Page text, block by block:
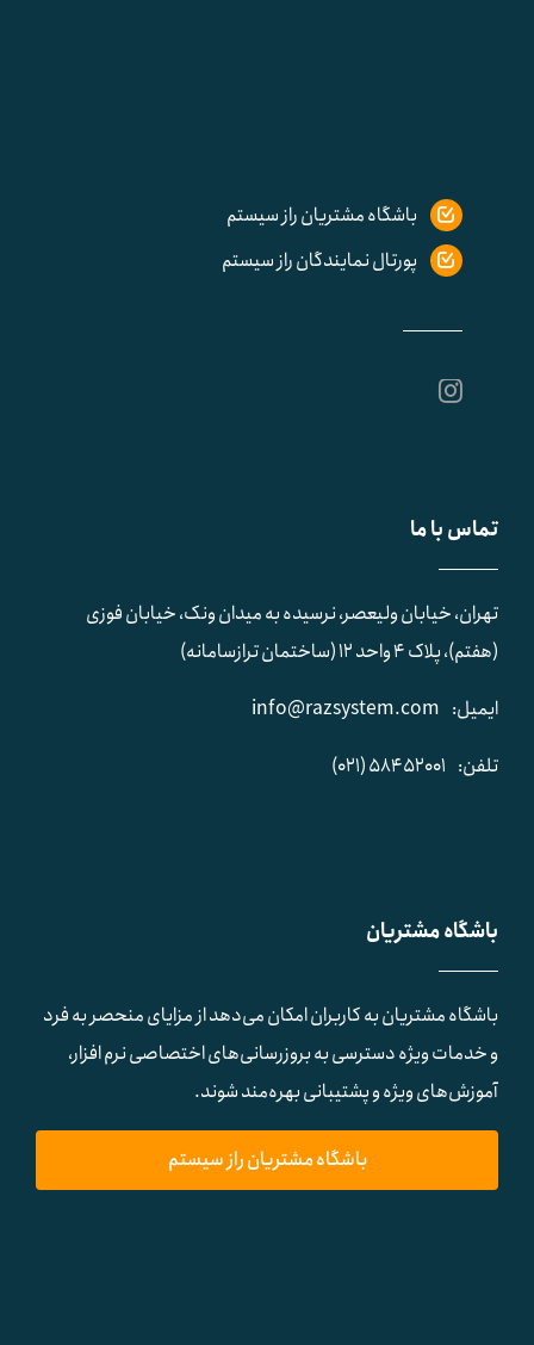
باشگاه مشتریان راز سیستم
پورتال نمایندگان راز سیستم
تماس با ما
تهران، خیابان ولیعصر، نرسیده به میدان ونک، خیابان فوزی
(هفتم)، پلاک ۴ واحد ۱۲ (ساختمان ترازسامانه)
ایمیل: info@razsystem.com
تلفن: 58452001 (021)
باشگاه مشتریان
باشگاه مشتریان به کاربران امکان می‌دهد از مزایای منحصر به فرد
و خدمات ویژه دسترسی به بروزرسانی‌های اختصاصی نرم افزار،
آموزش‌های ویژه و پشتیبانی بهره‌مند شوند.
باشگاه مشتریان راز سیستم